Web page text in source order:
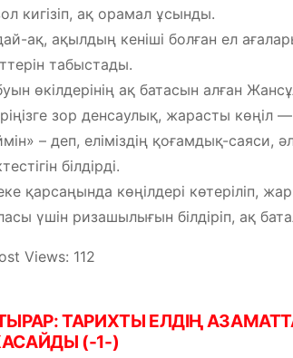
кигізіп, ақ орамал ұсынды.
ақ, ақылдың кеніші болған ел
табыстады.
өкілдерінің ақ батасын алған
зор денсаулық, жарасты
– деп, еліміздің қоғамдық-
білдірді.
қарсаңында көңілдері көтеріліп,
үшін ризашылығын білдіріп, ақ
Views: 112
ТАРИХТЫ ЕЛДІҢ
(-1-)